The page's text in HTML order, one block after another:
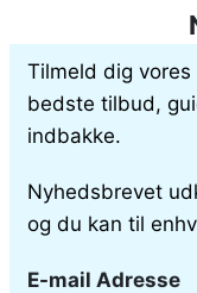
Tilmeld dig vores
bedste tilbud,
indbakke.
Nyhedsbrevet
og du kan til
E-mail Adresse